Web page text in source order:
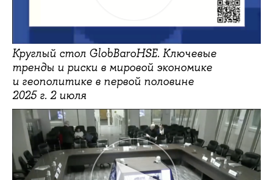
Круглый стол GlobBaroHSE. Ключевые
тренды и риски в мировой экономике
и геополитике в первой половине
2025 г. 2 июля